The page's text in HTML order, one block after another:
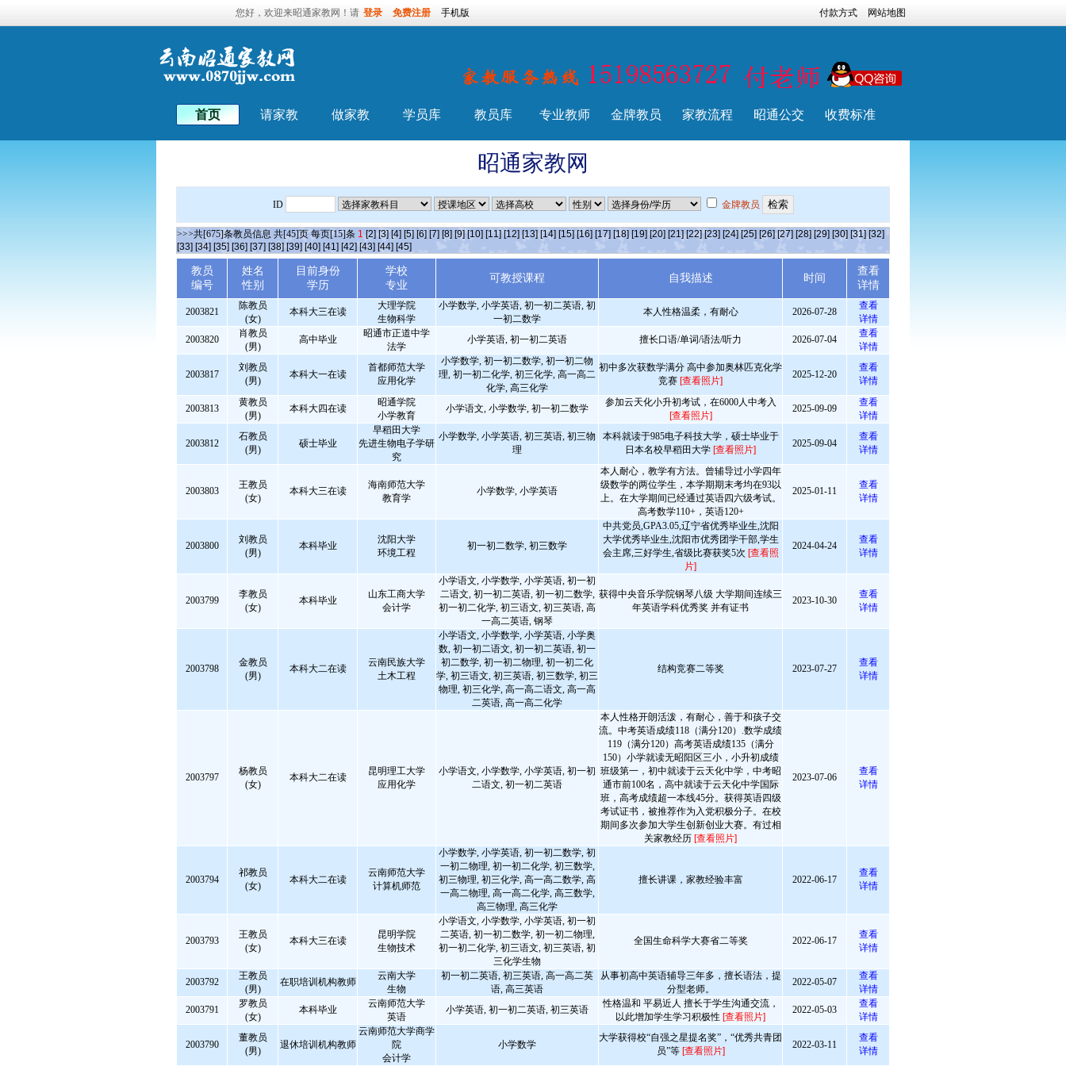
您好，欢迎来昭通家教网！请 登录 免费注册 手机版 付款方式 网站地图
首页 请家教 做家教 学员库 教员库 专业教师 金牌教员 家教流程 昭通公交 收费标准
昭通家教网
ID 金牌教员
>>>共[675]条教员信息 共[45]页 每页[15]条 1 [2] [3] [4] [5] [6] [7] [8] [9] [10] [11] [12] [13] [14] [15] [16] [17] [18] [19] [20] [21] [22] [23] [24] [25] [26] [27] [28] [29] [30] [31] [32]
[33] [34] [35] [36] [37] [38] [39] [40] [41] [42] [43] [44] [45]
教员
编号
姓名
性别
目前身份
学历
学校
专业
可教授课程 自我描述 时间
查看
详情
2003821
陈教员
(女)
本科大三在读
大理学院
生物科学
小学数学, 小学英语, 初一初二英语, 初
一初二数学
本人性格温柔，有耐心 2026-07-28
查看
详情
2003820
肖教员
(男)
高中毕业
昭通市正道中学
法学
小学英语, 初一初二英语 擅长口语/单词/语法/听力 2026-07-04
查看
详情
2003817
刘教员
(男)
本科大一在读
首都师范大学
应用化学
小学数学, 初一初二数学, 初一初二物
理, 初一初二化学, 初三化学, 高一高二
化学, 高三化学
初中多次获数学满分 高中参加奥林匹克化学
竞赛 [查看照片]
2025-12-20
查看
详情
2003813
黄教员
(男)
本科大四在读
昭通学院
小学教育
小学语文, 小学数学, 初一初二数学
参加云天化小升初考试，在6000人中考入
[查看照片]
2025-09-09
查看
详情
2003812
石教员
(男)
硕士毕业
早稻田大学
先进生物电子学研
究
小学数学, 小学英语, 初三英语, 初三物
理
本科就读于985电子科技大学，硕士毕业于
日本名校早稻田大学 [查看照片]
2025-09-04
查看
详情
2003803
王教员
(女)
本科大三在读
海南师范大学
教育学
小学数学, 小学英语
本人耐心，教学有方法。曾辅导过小学四年
级数学的两位学生，本学期期末考均在93以
上。在大学期间已经通过英语四六级考试。
高考数学110+，英语120+
2025-01-11
查看
详情
2003800
刘教员
(男)
本科毕业
沈阳大学
环境工程
初一初二数学, 初三数学
​中共党员,GPA3.05,辽宁省优秀毕业生,沈阳
大学优秀毕业生,沈阳市优秀团学干部,学生
会主席,三好学生,省级比赛获奖5次 [查看照
片]
2024-04-24
查看
详情
2003799
李教员
(女)
本科毕业
山东工商大学
会计学
小学语文, 小学数学, 小学英语, 初一初
二语文, 初一初二英语, 初一初二数学,
初一初二化学, 初三语文, 初三英语, 高
一高二英语, 钢琴
获得中央音乐学院钢琴八级 大学期间连续三
年英语学科优秀奖 并有证书
2023-10-30
查看
详情
2003798
金教员
(男)
本科大二在读
云南民族大学
土木工程
小学语文, 小学数学, 小学英语, 小学奥
数, 初一初二语文, 初一初二英语, 初一
初二数学, 初一初二物理, 初一初二化
学, 初三语文, 初三英语, 初三数学, 初三
物理, 初三化学, 高一高二语文, 高一高
二英语, 高一高二化学
结构竞赛二等奖 2023-07-27
查看
详情
2003797
杨教员
(女)
本科大二在读
昆明理工大学
应用化学
小学语文, 小学数学, 小学英语, 初一初
二语文, 初一初二英语
本人性格开朗活泼，有耐心，善于和孩子交
流。中考英语成绩118（满分120）.数学成绩
119（满分120）高考英语成绩135（满分
150）小学就读无昭阳区三小，小升初成绩
班级第一，初中就读于云天化中学，中考昭
通市前100名，高中就读于云天化中学国际
班，高考成绩超一本线45分。获得英语四级
考试证书，被推荐作为入党积极分子。在校
期间多次参加大学生创新创业大赛。有过相
关家教经历 [查看照片]
2023-07-06
查看
详情
2003794
祁教员
(女)
本科大二在读
云南师范大学
计算机师范
小学数学, 小学英语, 初一初二数学, 初
一初二物理, 初一初二化学, 初三数学,
初三物理, 初三化学, 高一高二数学, 高
一高二物理, 高一高二化学, 高三数学,
高三物理, 高三化学
擅长讲课，家教经验丰富 2022-06-17
查看
详情
2003793
王教员
(女)
本科大三在读
昆明学院
生物技术
小学语文, 小学数学, 小学英语, 初一初
二英语, 初一初二数学, 初一初二物理,
初一初二化学, 初三语文, 初三英语, 初
三化学生物
全国生命科学大赛省二等奖 2022-06-17
查看
详情
2003792
王教员
(男)
在职培训机构教师
云南大学
生物
初一初二英语, 初三英语, 高一高二英
语, 高三英语
从事初高中英语辅导三年多，擅长语法，提
分型老师。
2022-05-07
查看
详情
2003791
罗教员
(女)
本科毕业
云南师范大学
英语
小学英语, 初一初二英语, 初三英语
性格温和 平易近人 擅长于学生沟通交流，
以此增加学生学习积极性 [查看照片]
2022-05-03
查看
详情
2003790
董教员
(男)
退休培训机构教师
云南师范大学商学
院
会计学
小学数学
大学获得校“自强之星提名奖”，“优秀共青团
员”等 [查看照片]
2022-03-11
查看
详情